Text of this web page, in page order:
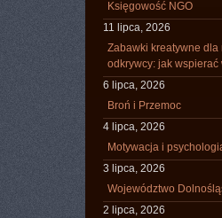
Księgowość NGO
11 lipca, 2026
Zabawki kreatywne dla
odkrywcy: jak wspierać
6 lipca, 2026
Broń i Przemoc
4 lipca, 2026
Motywacja i
3 lipca, 2026
Województwo
2 lipca, 2026